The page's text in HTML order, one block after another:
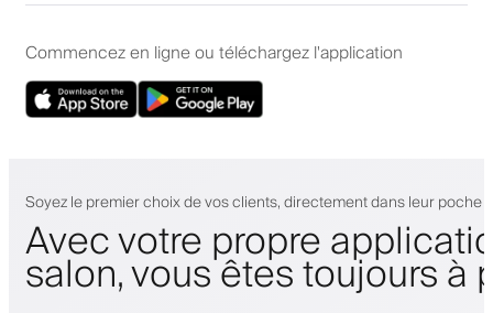
Commencez en ligne ou téléchargez l'application
Soyez le premier choix de vos clients, directement dans leur poche
Avec votre propre
salon, vous êtes toujours à